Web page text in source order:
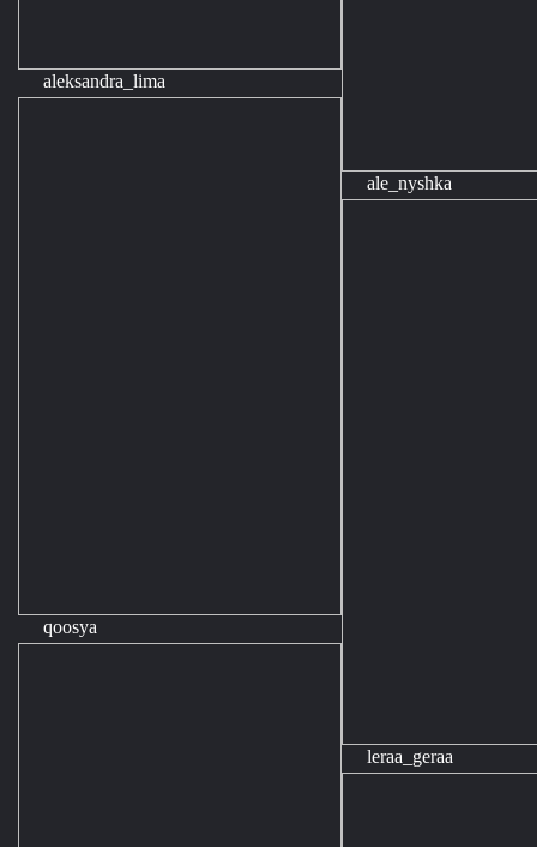
aleksandra_lima
qoosya
ale_nyshka
leraa_geraa